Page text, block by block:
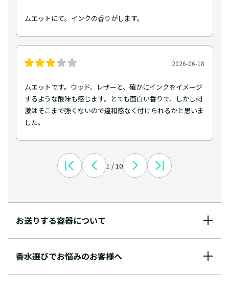
ムエットにて。インクの香りがします。
2026-06-18
ムエットです。ウッド、レザーと、確かにインクをイメージ
するような酸味も感じます。とても面白い香りで、しかし刺
激はそこまで強くないので違和感なく付けられるかと思いま
した。
1 / 10
お送りする容器について
香水選びでお悩みのお客様へ